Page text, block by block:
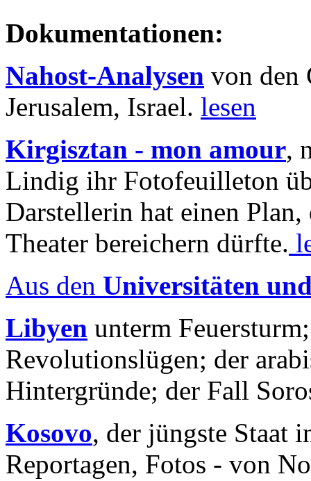
Dokumentationen:
Nahost-Analysen von den
Jerusalem, Israel. lesen
Kirgisztan - mon amour,
Lindig ihr Fotofeuilleton
Darstellerin hat einen Plan,
Theater bereichern dürfte.
Aus den Universitäten
Libyen unterm
Revolutionslügen; der
Hintergründe; der Fall
Kosovo, der jüngste Staat
Reportagen, Fotos - von